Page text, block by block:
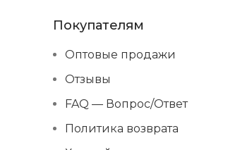
Покупателям
Оптовые продажи
Отзывы
FAQ — Вопрос/Ответ
Политика возврата